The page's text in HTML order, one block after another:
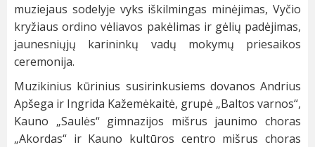
muziejaus sodelyje vyks iškilmingas minėjimas, Vyčio
kryžiaus ordino vėliavos pakėlimas ir gėlių padėjimas,
jaunesniųjų karininkų vadų mokymų priesaikos
ceremonija.
Muzikinius kūrinius susirinkusiems dovanos Andrius
Apšega ir Ingrida Kažemėkaitė, grupė „Baltos varnos“,
Kauno „Saulės“ gimnazijos mišrus jaunimo choras
„Akordas“ ir Kauno kultūros centro mišrus choras